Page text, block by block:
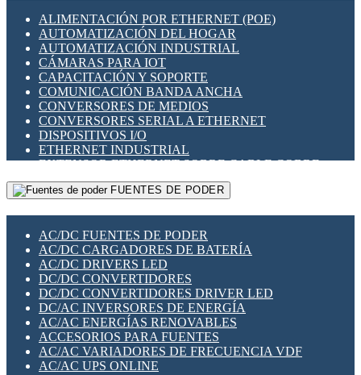
SENSORES INDUCTIVOS
TEMPORIZADORES
VARIACS
VARIADORES DE FRECUENCIA [VDF]
SECCIONADORES - INTERRUPTORES
MAQUINARIA
HERRAMIENTAS VARIAS
ILUMINACIÓN LED
INTERRUPTORES REED
INTERFACES DE RELÉ
OTROS RELÉS
PROTECCIÓN TÉRMICA
RELÉS AUTOMOTRICES
RELÉS DE SEÑAL
RELÉS DE ESTADO SÓLIDO SSR
RELÉS INDUSTRIALES
RELÉS MINIATURA DE POTENCIA
SENSORES MAGNÉTICOS
SWITCH Y MICROSWITCH
TARJETAS PI
UNIÓN Y DERIVACIÓN DE CABLE
ALIMENTACIÓN POR ETHERNET (POE)
AUTOMATIZACIÓN DEL HOGAR
AUTOMATIZACIÓN INDUSTRIAL
CÁMARAS PARA IOT
CAPACITACIÓN Y SOPORTE
COMUNICACIÓN BANDA ANCHA
CONVERSORES DE MEDIOS
CONVERSORES SERIAL A ETHERNET
DISPOSITIVOS I/O
ETHERNET INDUSTRIAL
EXTENSOR ETHERNET SOBRE CABLE COBRE
GATEWAY LORAWAN
GESTIÓN DE REDES
PLACAS MODULARES IOT
SWITCHES Y REDES WIFI
SOLUCIONES IOT
SOLUCIONES LORAWAN
SOLUCIONES RED CELULAR
SEGURIDAD PARA REDES
SWITCHES LAN
TELEFONÍA IP (VOIP)
VIGILANCIA IP (CCTV)
MESHTASTIC
FUENTES DE PODER
AC/DC FUENTES DE PODER
AC/DC CARGADORES DE BATERÍA
AC/DC DRIVERS LED
DC/DC CONVERTIDORES
DC/DC CONVERTIDORES DRIVER LED
DC/AC INVERSORES DE ENERGÍA
AC/AC ENERGÍAS RENOVABLES
ACCESORIOS PARA FUENTES
AC/AC VARIADORES DE FRECUENCIA VDF
AC/AC UPS ONLINE